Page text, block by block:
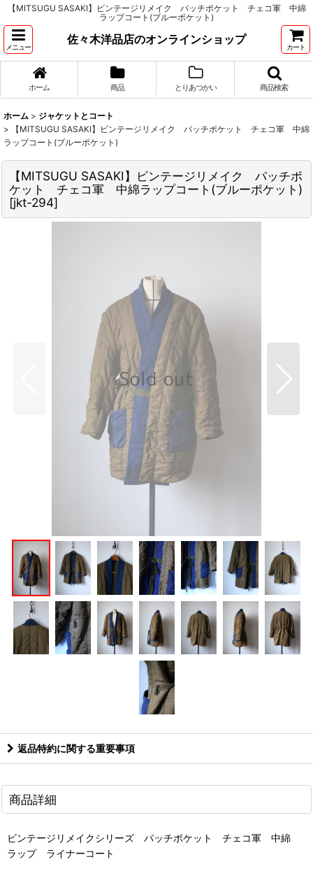
【MITSUGU SASAKI】ビンテージリメイク パッチポケット チェコ軍 中綿
ラップコート(ブルーポケット)
メニュー
佐々木洋品店のオンラインショップ
カート
ホーム 商品 とりあつかい 商品検索
ホーム > ジャケットとコート
>
【MITSUGU SASAKI】ビンテージリメイク パッチポケット チェコ軍 中綿
ラップコート(ブルーポケット)
【MITSUGU SASAKI】ビンテージリメイク パッチポ
ケット チェコ軍 中綿ラップコート(ブルーポケット)
[jkt-294]
返品特約に関する重要事項
商品詳細
ビンテージリメイクシリーズ パッチポケット チェコ軍 中綿
ラップ ライナーコート